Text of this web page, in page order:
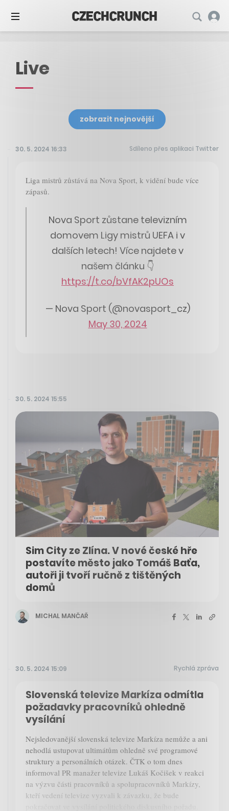
Live
zobrazit nejnovější
30. 5. 2024 16:33 Sdíleno přes aplikaci Twitter
Liga mistrů zůstává na Nova Sport, k vidění bude více
zápasů.
Nova Sport zůstane televizním
domovem Ligy mistrů UEFA i v
dalších letech! Více najdete v
našem článku 👇
https://t.co/bVfAK2pUOs
— Nova Sport (@novasport_cz)
May 30, 2024
30. 5. 2024 15:55
Sim City ze Zlína. V nové české hře
postavíte město jako Tomáš Baťa,
autoři ji tvoří ručně z tištěných
domů
MICHAL MANČAŘ
30. 5. 2024 15:09 Rychlá zpráva
Slovenská televize Markíza odmítla
požadavky pracovníků ohledně
vysílání
Nejsledovanější slovenská televize Markíza nemůže a ani
nehodlá ustupovat ultimátům ohledně své programové
struktury a personálních otázek. ČTK o tom dnes
informoval PR manažer televize Lukáš Kočišek v reakci
na výzvu části pracovníků a spolupracovníků Markízy,
kteří vedení televize vyzvali k závazku, že bude